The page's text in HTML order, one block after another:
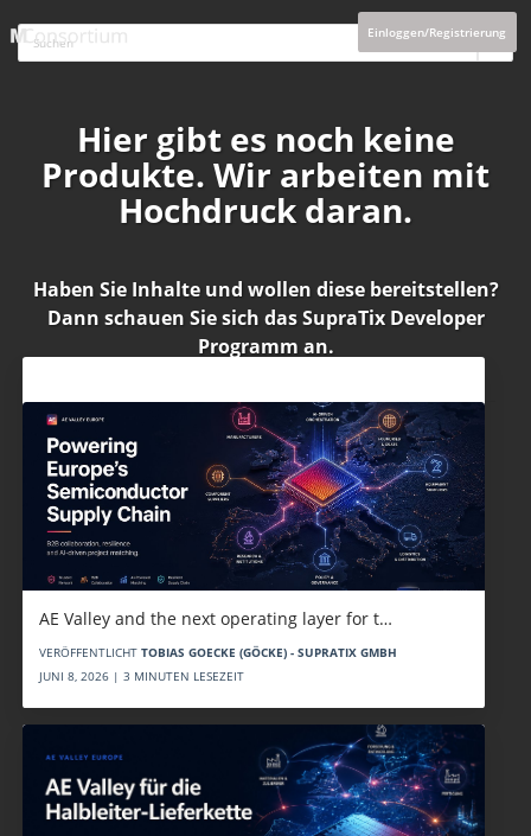
Einloggen/Registrierung
Hier gibt es noch keine
Produkte. Wir arbeiten mit
Hochdruck daran.
Haben Sie Inhalte und wollen diese bereitstellen?
Dann schauen Sie sich dasSupraTix Developer
Programm an.
AE Valley and the next operating layer for t…
VERÖFFENTLICHT TOBIAS GOECKE (GÖCKE) - SUPRATIX GMBH
JUNI 8, 2026 | 3 MINUTEN LESEZEIT